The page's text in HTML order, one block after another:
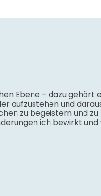
Ebene – dazu gehört
aufzustehen und
zu begeistern und
ich bewirkt und